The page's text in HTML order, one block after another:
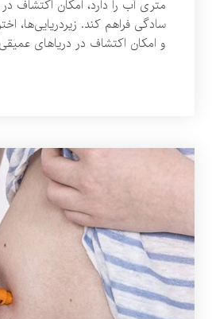
متری آب را دارد، امکان اکتشاف
سادگی فراهم کند. زیردریایی‌ها،
و امکان اکتشاف در دریاهای